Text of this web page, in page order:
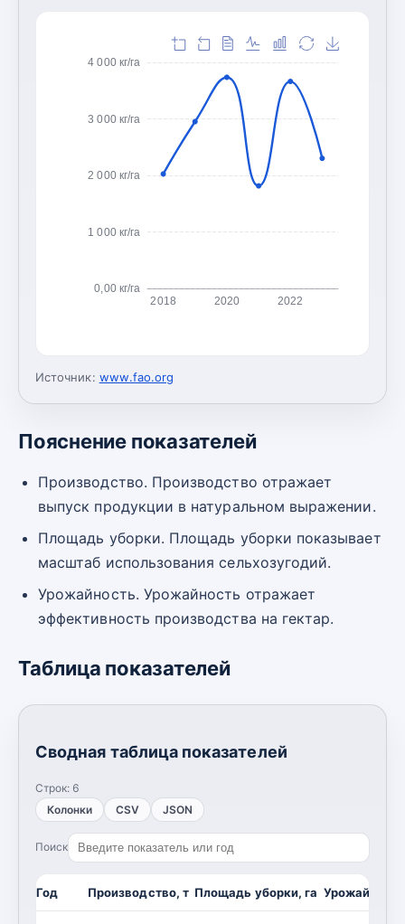
0,00 кг/га
1 000 кг/га
2 000 кг/га
3 000 кг/га
4 000 кг/га
2018 2020 2022
Источник: www.fao.org
Пояснение показателей
Производство. Производство отражает
выпуск продукции в натуральном выражении.
Площадь уборки. Площадь уборки показывает
масштаб использования сельхозугодий.
Урожайность. Урожайность отражает
эффективность производства на гектар.
Таблица показателей
Сводная таблица показателей
Строк: 6
Колонки
CSV JSON
Поиск
Год Производство, т Площадь уборки, га